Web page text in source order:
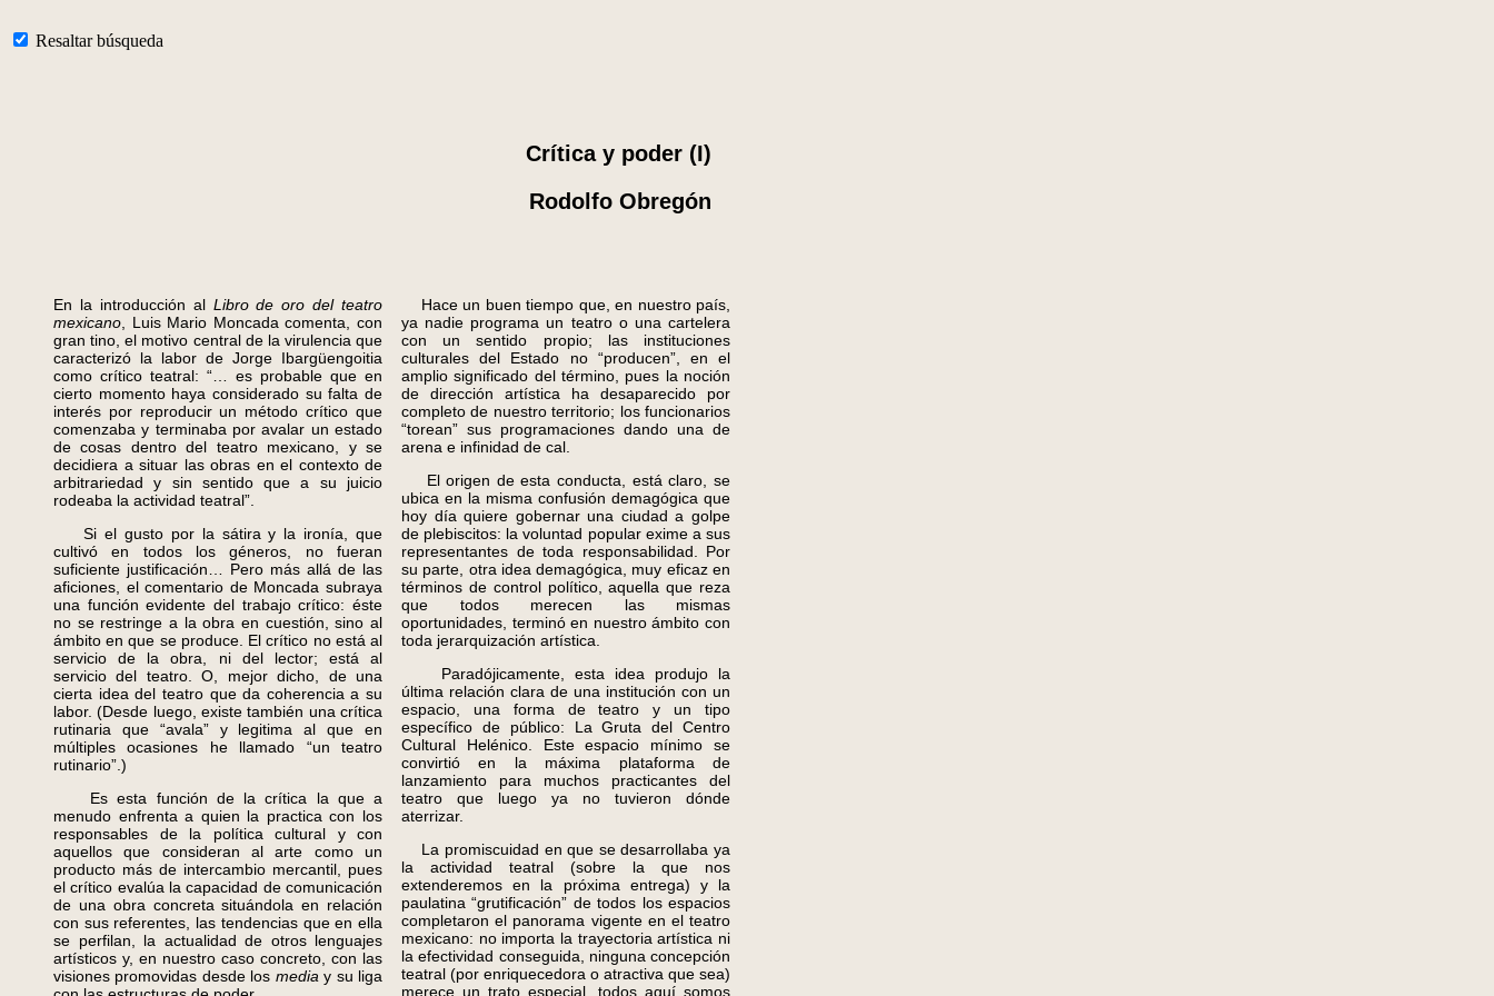
Resaltar búsqueda
Crítica y poder (I)
Rodolfo Obregón
En la introducción al Libro de oro del teatro
mexicano , Luis Mario Moncada comenta, con
gran tino, el motivo central de la virulencia que
caracterizó la labor de Jorge Ibargüengoitia
como crítico teatral: “… es probable que en
cierto momento haya considerado su falta de
interés por reproducir un método crítico que
comenzaba y terminaba por avalar un estado
de cosas dentro del teatro mexicano, y se
decidiera a situar las obras en el contexto de
arbitrariedad y sin sentido que a su juicio
rodeaba la actividad teatral”.
Si el gusto por la sátira y la ironía, que
cultivó en todos los géneros, no fueran
suficiente justificación… Pero más allá de las
aficiones, el comentario de Moncada subraya
una función evidente del trabajo crítico: éste
no se restringe a la obra en cuestión, sino al
ámbito en que se produce. El crítico no está al
servicio de la obra, ni del lector; está al
servicio del teatro. O, mejor dicho, de una
cierta idea del teatro que da coherencia a su
labor. (Desde luego, existe también una crítica
rutinaria que “avala” y legitima al que en
múltiples ocasiones he llamado “un teatro
rutinario”.)
Es esta función de la crítica la que a
menudo enfrenta a quien la practica con los
responsables de la política cultural y con
aquellos que consideran al arte como un
producto más de intercambio mercantil, pues
el crítico evalúa la capacidad de comunicación
de una obra concreta situándola en relación
con sus referentes, las tendencias que en ella
se perfilan, la actualidad de otros lenguajes
artísticos y, en nuestro caso concreto, con las
visiones promovidas desde los media y su liga
Hace un buen tiempo que, en nuestro país,
ya nadie programa un teatro o una cartelera
con un sentido propio; las instituciones
culturales del Estado no “producen”, en el
amplio significado del término, pues la noción
de dirección artística ha desaparecido por
completo de nuestro territorio; los funcionarios
“torean” sus programaciones dando una de
arena e infinidad de cal.
El origen de esta conducta, está claro, se
ubica en la misma confusión demagógica que
hoy día quiere gobernar una ciudad a golpe
de plebiscitos: la voluntad popular exime a sus
representantes de toda responsabilidad. Por
su parte, otra idea demagógica, muy eficaz en
términos de control político, aquella que reza
que todos merecen las mismas
oportunidades, terminó en nuestro ámbito con
toda jerarquización artística.
Paradójicamente, esta idea produjo la
última relación clara de una institución con un
espacio, una forma de teatro y un tipo
específico de público: La Gruta del Centro
Cultural Helénico. Este espacio mínimo se
convirtió en la máxima plataforma de
lanzamiento para muchos practicantes del
teatro que luego ya no tuvieron dónde
aterrizar.
La promiscuidad en que se desarrollaba ya
la actividad teatral (sobre la que nos
extenderemos en la próxima entrega) y la
paulatina “grutificación” de todos los espacios
completaron el panorama vigente en el teatro
mexicano: no importa la trayectoria artística ni
la efectividad conseguida, ninguna concepción
teatral (por enriquecedora o atractiva que sea)
merece un trato especial, todos aquí somos